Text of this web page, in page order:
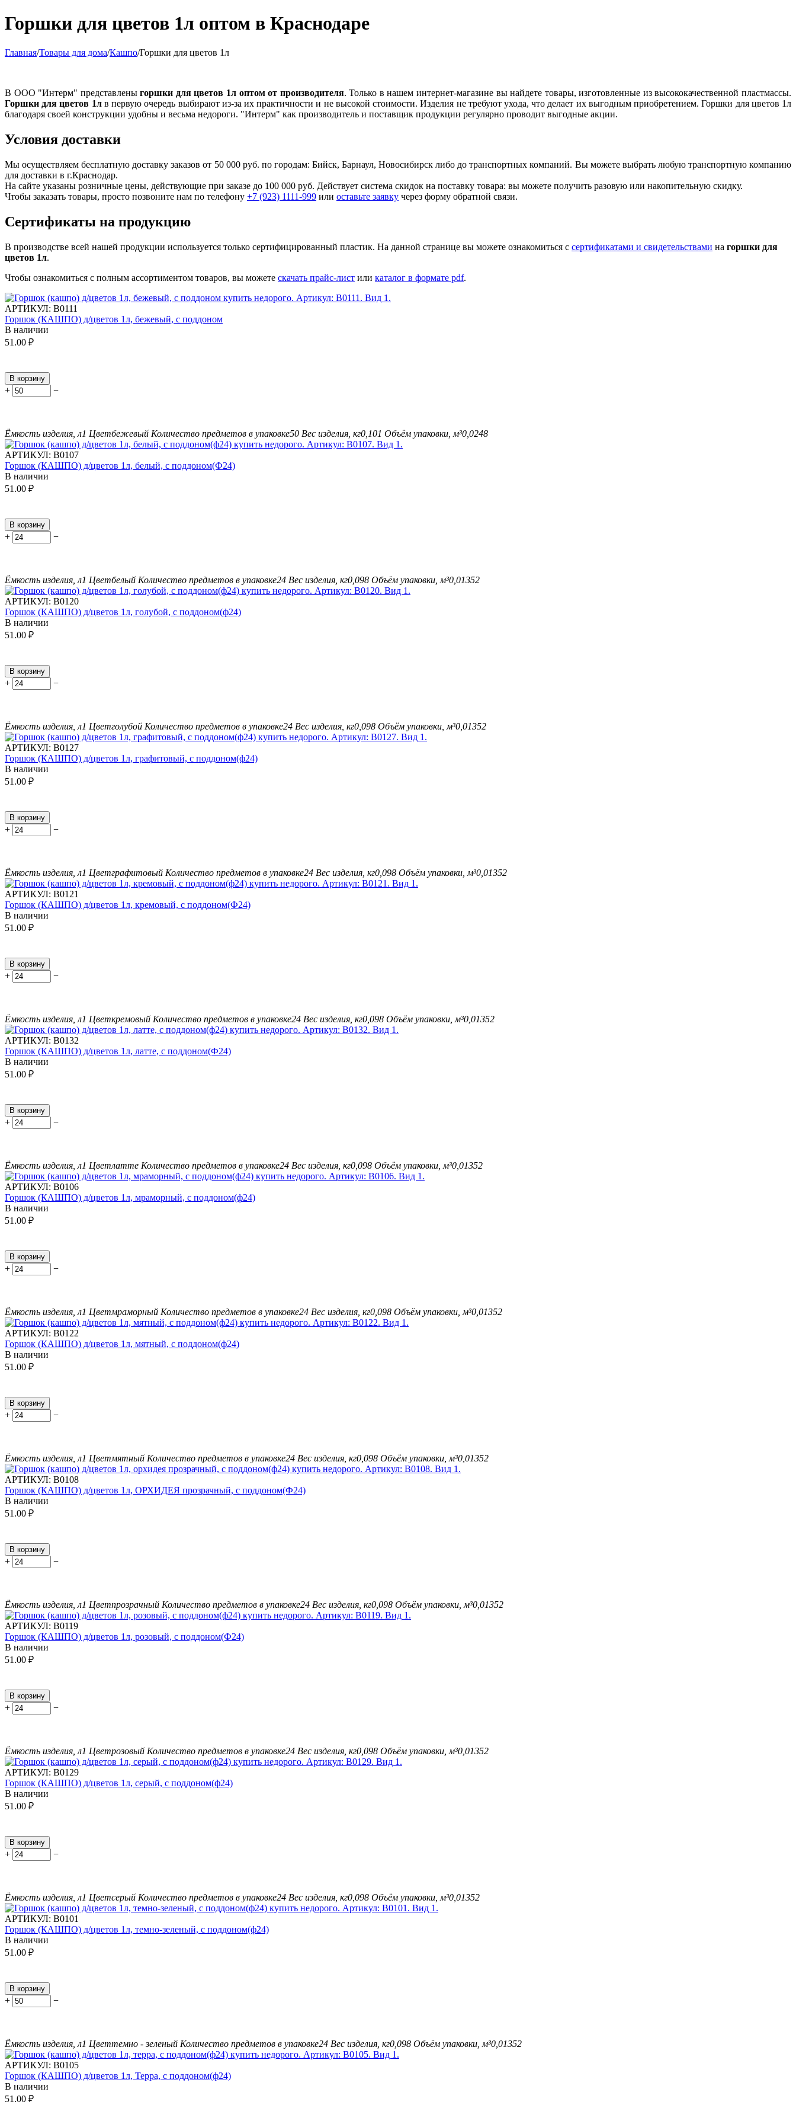
Горшки для цветов 1л оптом в Краснодаре
Главная/Товары для дома/Кашпо/Горшки для цветов 1л
В ООО "Интерм" представленыгоршки для цветов 1л оптом от производителя. Только в нашем интернет-магазине вы найдете товары, изготовленные из высококачественной пластмассы.
Горшки для цветов 1л в первую очередь выбирают из-за их практичности и не высокой стоимости. Изделия не требуют ухода, что делает их выгодным приобретением. Горшки для цветов 1л
благодаря своей конструкции удобны и весьма недороги. "Интерм" как производитель и поставщик продукции регулярно проводит выгодные акции.
Условия доставки
Мы осуществляем бесплатную доставку заказов от 50 000 руб. по городам: Бийск, Барнаул, Новосибирск либо до транспортных компаний. Вы можете выбрать любую транспортную компанию
для доставки в г.Краснодар.
На сайте указаны розничные цены, действующие при заказе до 100 000 руб. Действует система скидок на поставку товара: вы можете получить разовую или накопительную скидку.
Чтобы заказать товары, просто позвоните нам по телефону +7 (923) 1111-999 или оставьте заявку через форму обратной связи.
Сертификаты на продукцию
В производстве всей нашей продукции используется только сертифицированный пластик. На данной странице вы можете ознакомиться с сертификатами и свидетельствами на горшки для
цветов 1л.
Чтобы ознакомиться с полным ассортиментом товаров, вы можете скачать прайс-лист или каталог в формате pdf.
АРТИКУЛ: В0111
Горшок (КАШПО) д/цветов 1л, бежевый, с поддоном
В наличии
51.00 ₽
В корзину
+ −
Ёмкость изделия, л1 Цветбежевый Количество предметов в упаковке50 Вес изделия, кг0,101 Объём упаковки, м³0,0248
АРТИКУЛ: В0107
Горшок (КАШПО) д/цветов 1л, белый, с поддоном(Ф24)
В наличии
51.00 ₽
В корзину
+ −
Ёмкость изделия, л1 Цветбелый Количество предметов в упаковке24 Вес изделия, кг0,098 Объём упаковки, м³0,01352
АРТИКУЛ: В0120
Горшок (КАШПО) д/цветов 1л, голубой, с поддоном(ф24)
В наличии
51.00 ₽
В корзину
+ −
Ёмкость изделия, л1 Цветголубой Количество предметов в упаковке24 Вес изделия, кг0,098 Объём упаковки, м³0,01352
АРТИКУЛ: В0127
Горшок (КАШПО) д/цветов 1л, графитовый, с поддоном(ф24)
В наличии
51.00 ₽
В корзину
+ −
Ёмкость изделия, л1 Цветграфитовый Количество предметов в упаковке24 Вес изделия, кг0,098 Объём упаковки, м³0,01352
АРТИКУЛ: В0121
Горшок (КАШПО) д/цветов 1л, кремовый, с поддоном(Ф24)
В наличии
51.00 ₽
В корзину
+ −
Ёмкость изделия, л1 Цветкремовый Количество предметов в упаковке24 Вес изделия, кг0,098 Объём упаковки, м³0,01352
АРТИКУЛ: В0132
Горшок (КАШПО) д/цветов 1л, латте, с поддоном(Ф24)
В наличии
51.00 ₽
В корзину
+ −
Ёмкость изделия, л1 Цветлатте Количество предметов в упаковке24 Вес изделия, кг0,098 Объём упаковки, м³0,01352
АРТИКУЛ: В0106
Горшок (КАШПО) д/цветов 1л, мраморный, с поддоном(ф24)
В наличии
51.00 ₽
В корзину
+ −
Ёмкость изделия, л1 Цветмраморный Количество предметов в упаковке24 Вес изделия, кг0,098 Объём упаковки, м³0,01352
АРТИКУЛ: В0122
Горшок (КАШПО) д/цветов 1л, мятный, с поддоном(ф24)
В наличии
51.00 ₽
В корзину
+ −
Ёмкость изделия, л1 Цветмятный Количество предметов в упаковке24 Вес изделия, кг0,098 Объём упаковки, м³0,01352
АРТИКУЛ: В0108
Горшок (КАШПО) д/цветов 1л, ОРХИДЕЯ прозрачный, с поддоном(Ф24)
В наличии
51.00 ₽
В корзину
+ −
Ёмкость изделия, л1 Цветпрозрачный Количество предметов в упаковке24 Вес изделия, кг0,098 Объём упаковки, м³0,01352
АРТИКУЛ: В0119
Горшок (КАШПО) д/цветов 1л, розовый, с поддоном(Ф24)
В наличии
51.00 ₽
В корзину
+ −
Ёмкость изделия, л1 Цветрозовый Количество предметов в упаковке24 Вес изделия, кг0,098 Объём упаковки, м³0,01352
АРТИКУЛ: В0129
Горшок (КАШПО) д/цветов 1л, серый, с поддоном(ф24)
В наличии
51.00 ₽
В корзину
+ −
Ёмкость изделия, л1 Цветсерый Количество предметов в упаковке24 Вес изделия, кг0,098 Объём упаковки, м³0,01352
АРТИКУЛ: В0101
Горшок (КАШПО) д/цветов 1л, темно-зеленый, с поддоном(ф24)
В наличии
51.00 ₽
В корзину
+ −
Ёмкость изделия, л1 Цветтемно - зеленый Количество предметов в упаковке24 Вес изделия, кг0,098 Объём упаковки, м³0,01352
АРТИКУЛ: В0105
Горшок (КАШПО) д/цветов 1л, Терра, с поддоном(ф24)
В наличии
51.00 ₽